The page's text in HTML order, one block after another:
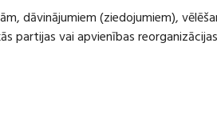
dāvinājumiem (ziedojumiem),
partijas vai apvienības